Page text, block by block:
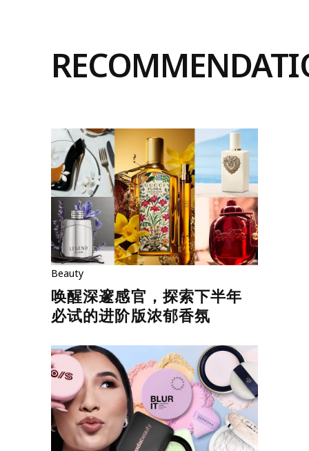
Beauty
唤醒深邃感官，探索下半年
必试的进阶版浓郁香氛